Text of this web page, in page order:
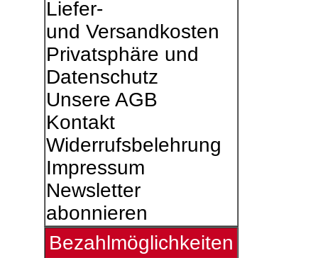
Liefer-
und Versandkosten
Privatsphäre und
Datenschutz
Unsere AGB
Kontakt
Widerrufsbelehrung
Impressum
Newsletter
abonnieren
Bezahlmöglichkeiten